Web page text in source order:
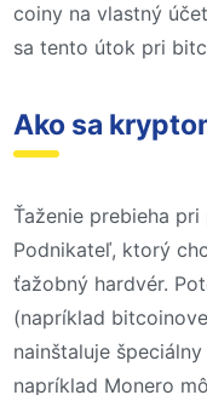
coiny na vlastný
sa tento útok pri
Ako sa
Ťaženie prebieha
Podnikateľ, ktorý
ťažobný hardvér.
(napríklad
nainštaluje
napríklad Monero